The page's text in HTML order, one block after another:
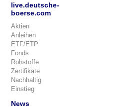
live.deutsche-
boerse.com
Aktien
Anleihen
ETF/ETP
Fonds
Rohstoffe
Zertifikate
Nachhaltig
Einstieg
News